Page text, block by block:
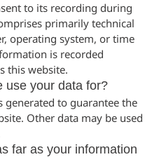
to its recording during
primarily technical
operating system, or time
is recorded
this website.
use your data for?
to guarantee the
Other data may be used
far as your information